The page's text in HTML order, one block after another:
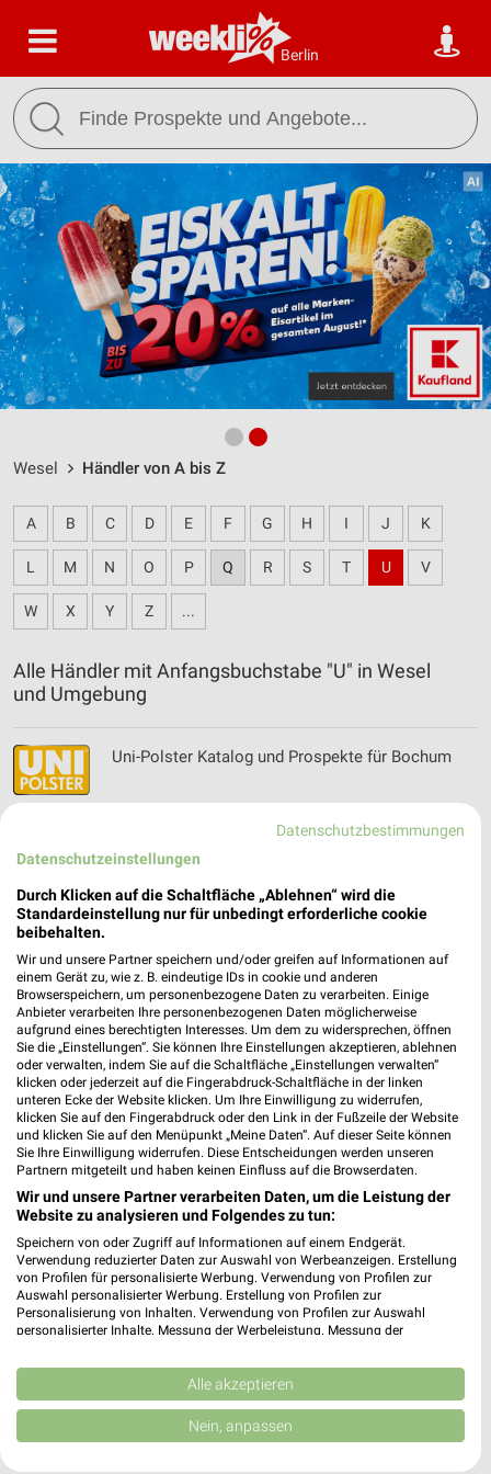
Berlin
Wesel Händler von A bis Z
A B C D E F G H I J K
L M N O P Q R S T U V
W X Y Z ...
Alle Händler mit Anfangsbuchstabe "U" in Wesel
und Umgebung
Uni-Polster Katalog und Prospekte für Bochum
Urlaub in Österreich Filialen & Öffnungszeiten
Noch mehr Angebote in
der weekli App!
Jetzt kostenlos laden
Prospekte App für iOS
Kostenlos im App Store erhältlich
Datenschutzbestimmungen
Datenschutzeinstellungen
Durch Klicken auf die Schaltfläche „Ablehnen“ wird die
Standardeinstellung nur für unbedingt erforderliche cookie
beibehalten.
Wir und unsere Partner speichern und/oder greifen auf Informationen auf
einem Gerät zu, wie z. B. eindeutige IDs in cookie und anderen
Browserspeichern, um personenbezogene Daten zu verarbeiten. Einige
Anbieter verarbeiten Ihre personenbezogenen Daten möglicherweise
aufgrund eines berechtigten Interesses. Um dem zu widersprechen, öffnen
Sie die „Einstellungen“. Sie können Ihre Einstellungen akzeptieren, ablehnen
oder verwalten, indem Sie auf die Schaltfläche „Einstellungen verwalten“
klicken oder jederzeit auf die Fingerabdruck-Schaltfläche in der linken
unteren Ecke der Website klicken. Um Ihre Einwilligung zu widerrufen,
klicken Sie auf den Fingerabdruck oder den Link in der Fußzeile der Website
und klicken Sie auf den Menüpunkt „Meine Daten“. Auf dieser Seite können
Sie Ihre Einwilligung widerrufen. Diese Entscheidungen werden unseren
Partnern mitgeteilt und haben keinen Einfluss auf die Browserdaten.
Wir und unsere Partner verarbeiten Daten, um die Leistung der
Website zu analysieren und Folgendes zu tun:
Speichern von oder Zugriff auf Informationen auf einem Endgerät.
Verwendung reduzierter Daten zur Auswahl von Werbeanzeigen. Erstellung
von Profilen für personalisierte Werbung. Verwendung von Profilen zur
Auswahl personalisierter Werbung. Erstellung von Profilen zur
Personalisierung von Inhalten. Verwendung von Profilen zur Auswahl
personalisierter Inhalte. Messung der Werbeleistung. Messung der
Kombinationen von Daten aus verschiedenen Quellen. Entwicklung und
Verbesserung der Angebote. Verwendung reduzierter Daten zur Auswahl
von Inhalten.
Daten können außerhalb der Europäischen Union weitergegeben und in die
USA gesendet werden.
Alle akzeptieren
Nein, anpassen